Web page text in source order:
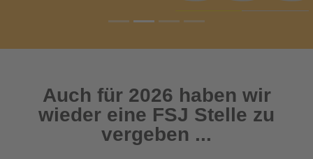
Auch für 2026 haben wir
wieder eine FSJ Stelle zu
vergeben ...